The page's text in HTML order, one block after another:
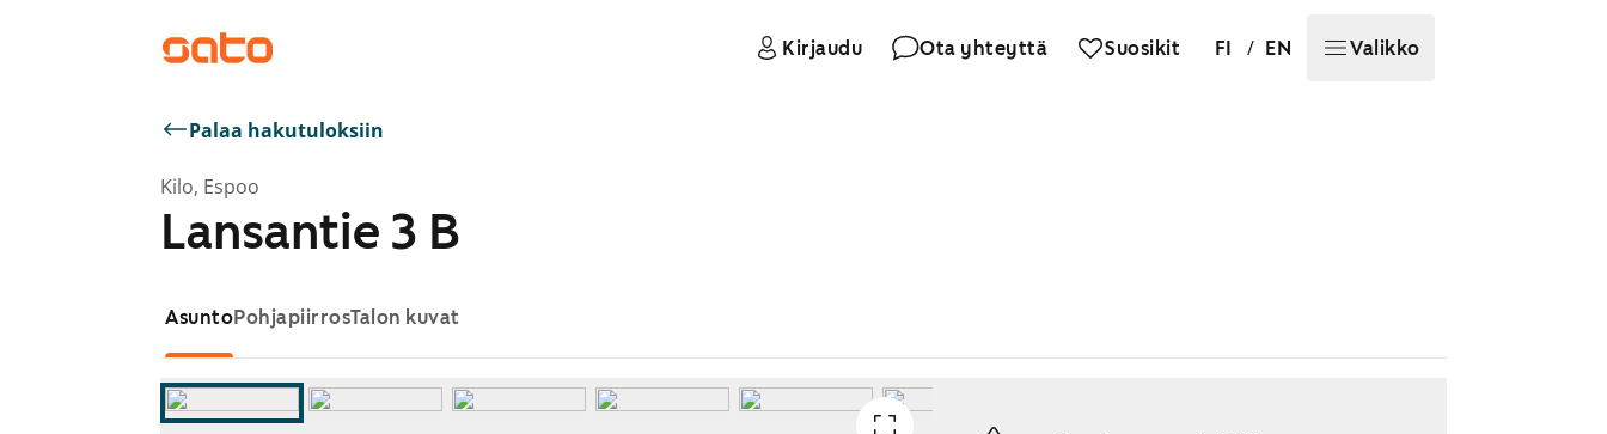
Kirjaudu Ota yhteyttä Suosikit FI / EN Valikko
Palaa hakutuloksiin
Kilo, Espoo
Lansantie 3 B
AsuntoPohjapiirrosTalon kuvat